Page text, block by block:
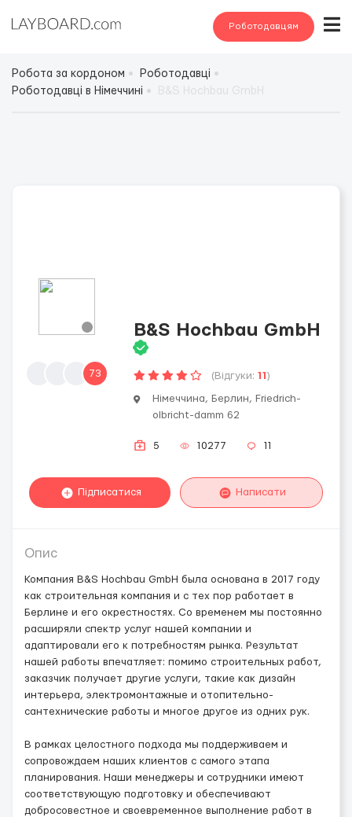
Роботодавцям
Робота за кордоном
Роботодавці
Роботодавці в Німеччині
73
B&S Hochbau GmbH
(Відгуки: 11 )
Німеччина, Берлин, Friedrich-
olbricht-damm 62
5 10277 11
Підписатися Написати
Опис
Компания B&S Hochbau GmbH была основана в 2017 году
как строительная компания и с тех пор работает в
Берлине и его окрестностях. Со временем мы постоянно
расширяли спектр услуг нашей компании и
адаптировали его к потребностям рынка. Результат
нашей работы впечатляет: помимо строительных работ,
заказчик получает другие услуги, такие как дизайн
интерьера, электромонтажные и отопительно-
сантехнические работы и многое другое из одних рук.
В рамках целостного подхода мы поддерживаем и
сопровождаем наших клиентов с самого этапа
планирования. Наши менеджеры и сотрудники имеют
соответствующую подготовку и обеспечивают
добросовестное и своевременное выполнение работ в